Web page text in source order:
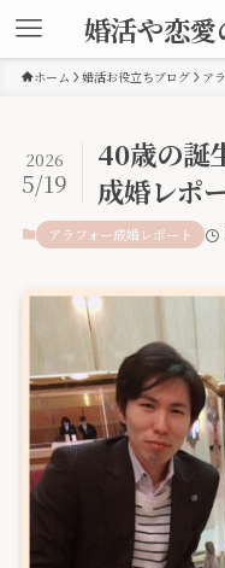
婚活や恋
ホーム 婚活お役立ちブログ ア
40歳の誕
成婚レポ
2026
5/19
アラフォー成婚レポート